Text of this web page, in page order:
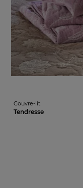
Couvre-lit
Tendresse